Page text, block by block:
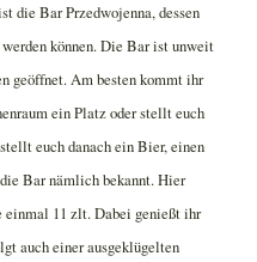
die Bar Przedwojenna, dessen
können. Die Bar ist unweit
geöffnet. Am besten kommt ihr
ein Platz oder stellt euch
euch danach ein Bier, einen
Bar nämlich bekannt. Hier
einmal 11 zlt. Dabei genießt ihr
auch einer ausgeklügelten